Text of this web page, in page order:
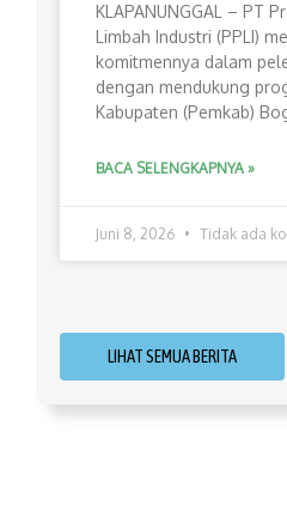
​KLAPANUNGGAL – PT
Limbah Industri (PPLI)
komitmennya dalam
dengan mendukung
Kabupaten (Pemkab)
BACA SELENGKAPNYA »
Juni 8, 2026 Tidak ada
LIHAT SEMUA BERITA